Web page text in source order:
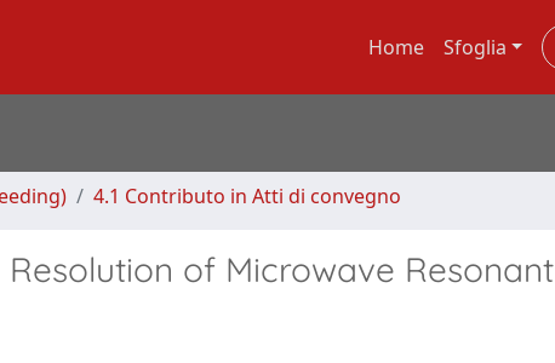
Home Sfoglia
4.1 Contributo in Atti di convegno
of Microwave Resonant